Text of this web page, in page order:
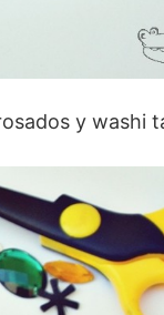
y washi